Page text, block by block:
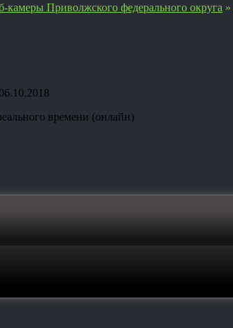
камеры Приволжского федерального округа »
06.10.2018
времени (онлайн)